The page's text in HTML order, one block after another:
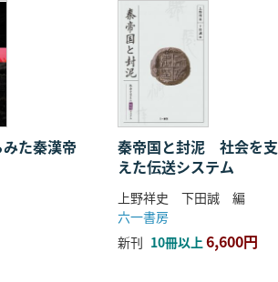
た秦漢帝
秦帝国と封泥 社会を支
えた伝送システム
上野祥史 下田誠 編
六一書房
新刊 10冊以上6,600円